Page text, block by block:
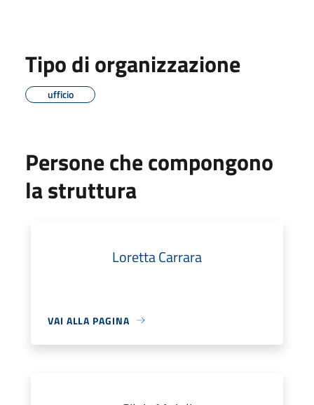
Tipo di organizzazione
ufficio
Persone che compongono
la struttura
Loretta Carrara
VAI ALLA PAGINA